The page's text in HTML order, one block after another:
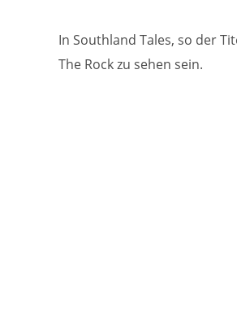
In Southland Tales, so der
The Rock zu sehen sein.